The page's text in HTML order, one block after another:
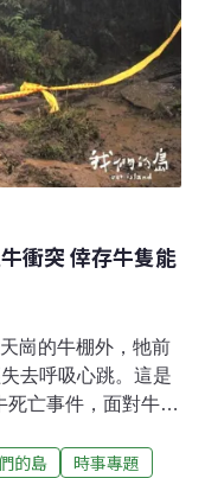
呢？當然就是因為
底底的外來種囉！
類有意或無意攜帶
。台灣的水牛是從
於1624年從爪哇引
衝突 倖存牛隻能
崗的牛棚外，牠前
去呼吸心跳。這是
亡事件，面對牛隻
就曾透過空拍機統
的島
時事專題